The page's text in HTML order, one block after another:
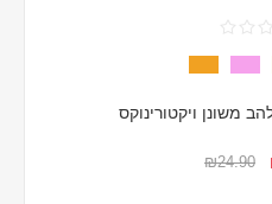
משונן ויקטורינוקס
₪24.90